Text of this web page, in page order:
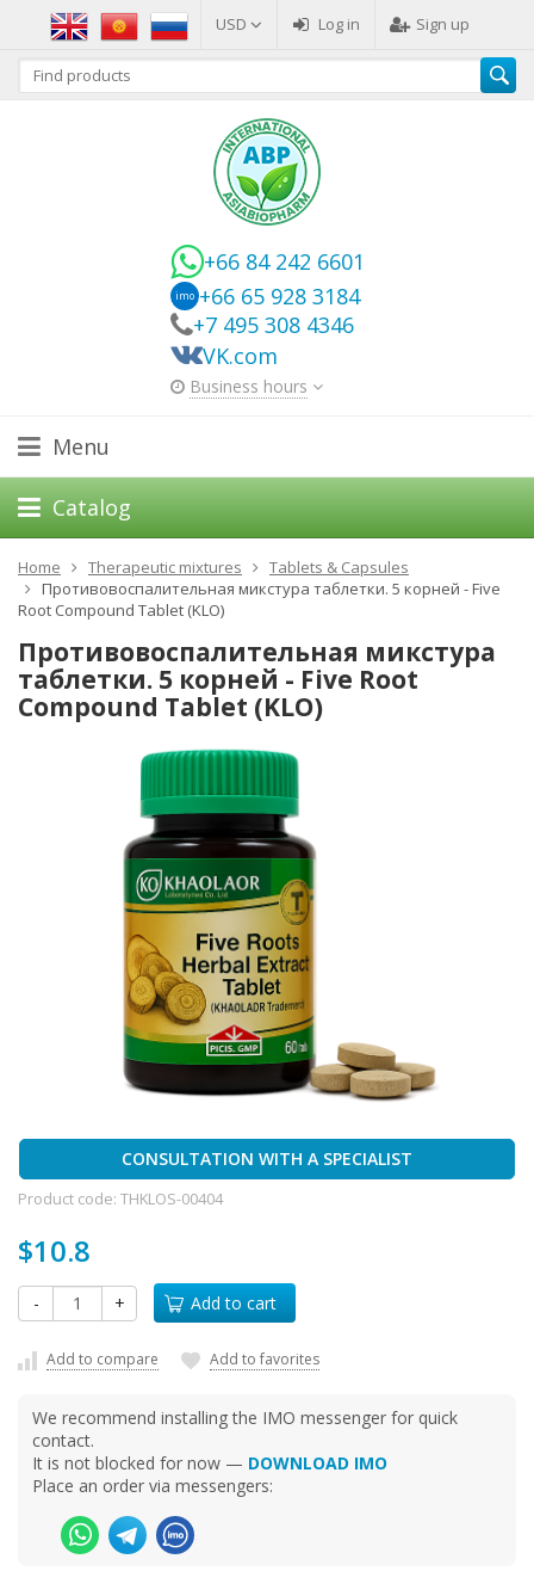
USD Log in Sign up
+66 84 242 6601
imo +66 65 928 3184
+7 495 308 4346
VK.com
Business hours
Menu
Catalog
Home Therapeutic mixtures
Tablets & Capsules
Противовоспалительная микстура таблетки. 5 корней - Five
Root Compound Tablet (KLO)
Противовоспалительная микстура
таблетки. 5 корней - Five Root
Compound Tablet (KLO)
CONSULTATION WITH A SPECIALIST
Product code: THKLOS-00404
$10.8
- + Add to cart
Add to compare Add to favorites
We recommend installing the IMO messenger for quick
contact.
It is not blocked for now — DOWNLOAD IMO
Place an order via messengers: